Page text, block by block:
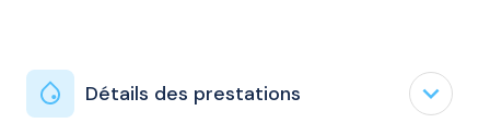
Détails des prestations expand_less